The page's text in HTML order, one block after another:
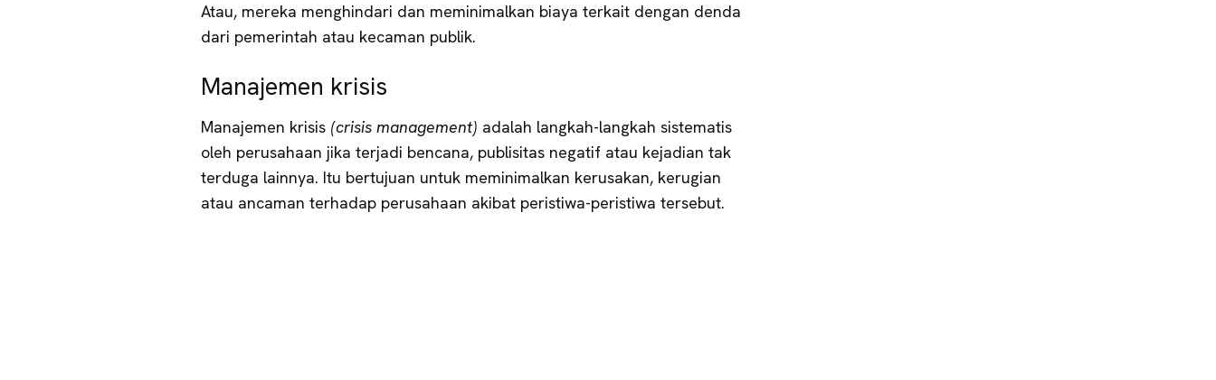
Atau, mereka menghindari dan meminimalkan biaya terkait dengan denda
dari pemerintah atau kecaman publik.
Manajemen krisis
Manajemen krisis (crisis management) adalah langkah-langkah sistematis
oleh perusahaan jika terjadi bencana, publisitas negatif atau kejadian tak
terduga lainnya. Itu bertujuan untuk meminimalkan kerusakan, kerugian
atau ancaman terhadap perusahaan akibat peristiwa-peristiwa tersebut.